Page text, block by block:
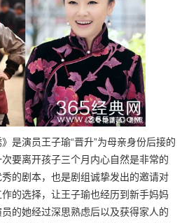
是演员王子瑜“晋升”为母亲身份后接的
要离开孩子三个月内心自然是非常的
的剧本，也是剧组诚挚发出的邀请对
的选择，让王子瑜也经历到新手妈妈
的她经过深思熟虑后以及获得家人的